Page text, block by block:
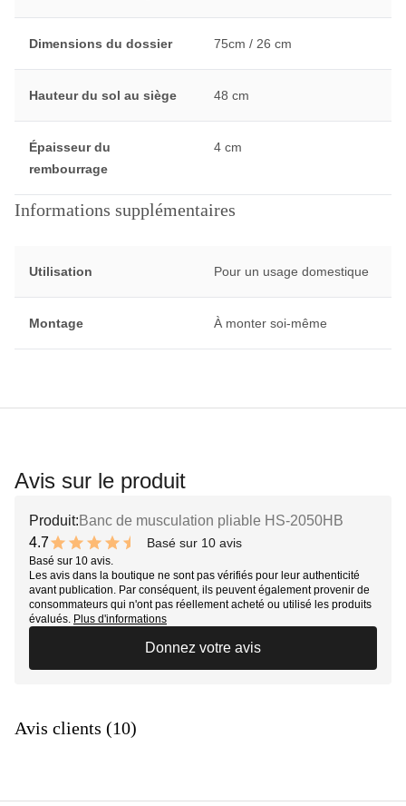
Dimensions du dossier 75cm / 26 cm
Hauteur du sol au siège 48 cm
Épaisseur du
rembourrage
4 cm
Informations supplémentaires
Utilisation Pour un usage domestique
Montage À monter soi-même
Avis sur le produit
Produit: Banc de musculation pliable HS-2050HB
4.7
9.4 out of 10 stars
Basé sur 10 avis
Basé sur 10 avis.
Les avis dans la boutique ne sont pas vérifiés pour leur authenticité
avant publication. Par conséquent, ils peuvent également provenir de
consommateurs qui n'ont pas réellement acheté ou utilisé les produits
évalués. Plus d'informations
Donnez votre avis
Avis clients (10)